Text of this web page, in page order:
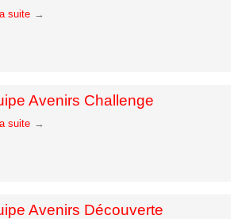
suite
Avenirs Challenge
suite
Avenirs Découverte